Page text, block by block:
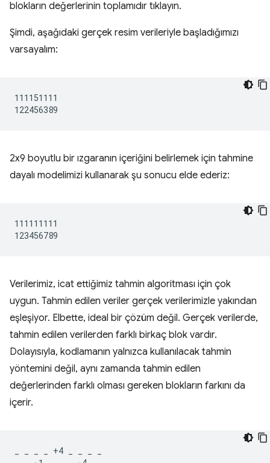
blokların değerlerinin toplamıdır tıklayın.
Şimdi, aşağıdaki gerçek resim verileriyle başladığımızı
varsayalım:
111151111
2x9 boyutlu bir ızgaranın içeriğini belirlemek için tahmine
dayalı modelimizi kullanarak şu sonucu elde ederiz:
111111111
Verilerimiz, icat ettiğimiz tahmin algoritması için çok
uygun. Tahmin edilen veriler gerçek verilerimizle yakından
eşleşiyor. Elbette, ideal bir çözüm değil. Gerçek verilerde,
tahmin edilen verilerden farklı birkaç blok vardır.
Dolayısıyla, kodlamanın yalnızca kullanılacak tahmin
yöntemini değil, aynı zamanda tahmin edilen
değerlerinden farklı olması gereken blokların farkını da
içerir.
_ _ _ _ +4 _ _ _ _